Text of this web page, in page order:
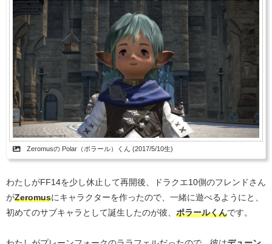
Zeromusの Polar（ポラール）くん (2017/5/10生)
わたしがFF14を少し休止して再開後、ドラクエ10側のフレンドさん
がZeromusにキャラクターを作ったので、一緒に遊べるようにと、
初めてのサブキャラとして誕生したのが彼、 ポラールくんです。